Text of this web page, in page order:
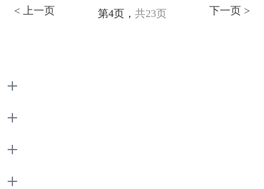
< 上一页 第4页， 共23页 下一页 >